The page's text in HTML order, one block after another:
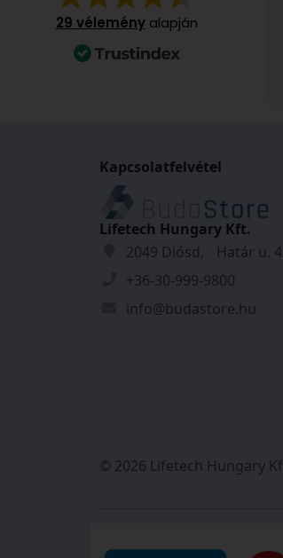
29 véleményalapján
Kapcsolatfelvétel
Lifetech Hungary Kft.
2049 Diósd, Határ u.
+36-30-999-9800
info@budastore.hu
© 2026 Lifetech Hungary